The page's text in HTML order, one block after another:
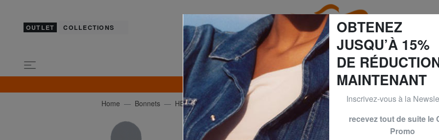
OUTLET COLLECTIONS
GUESS & PIQUADRO -30% | -40% | -50% JUSQU’AU 9
Home Bonnets HERSCHEL
BOUCLE
OBTENEZ
JUSQU’À 15%
DE
MAINTENANT
Inscrivez-vous à la
recevez tout de suite le
Promo